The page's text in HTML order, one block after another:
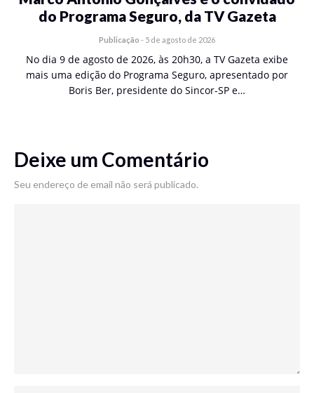
do Programa Seguro, da TV Gazeta
Publicação - 5 de agosto de 2026
No dia 9 de agosto de 2026, às 20h30, a TV Gazeta exibe
mais uma edição do Programa Seguro, apresentado por
Boris Ber, presidente do Sincor-SP e…
Deixe um Comentário
Seu endereço de email não será publicado.